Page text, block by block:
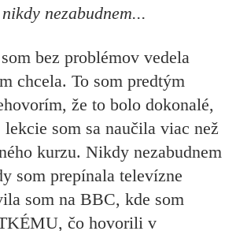
nezabudnem...
bez problémov vedela
chcela. To som predtým
že to bolo dokonalé,
som sa naučila viac než
kurzu. Nikdy nezabudnem
som prepínala televízne
som na BBC, kde som
čo hovorili v